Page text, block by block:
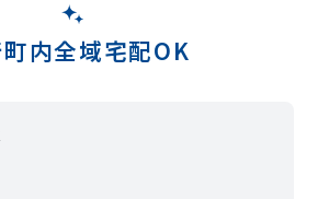
内全域宅配OK